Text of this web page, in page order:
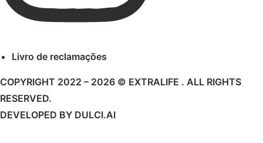
Livro de reclamações
COPYRIGHT 2022 – 2026 © EXTRALIFE . ALL RIGHTS
RESERVED.
DEVELOPED BY DULCI.AI